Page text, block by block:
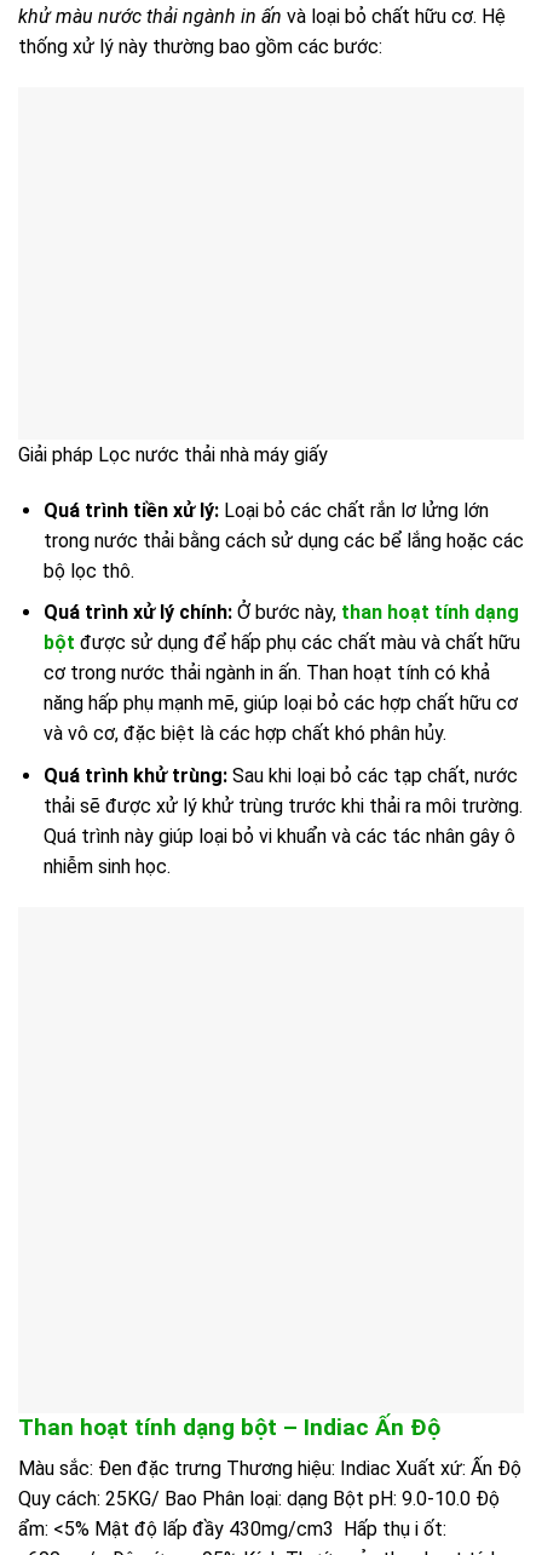
khử màu nước thải ngành in ấn và loại bỏ chất hữu cơ. Hệ
thống xử lý này thường bao gồm các bước:
Giải pháp Lọc nước thải nhà máy giấy
Quá trình tiền xử lý:Loại bỏ các chất rắn lơ lửng lớn
trong nước thải bằng cách sử dụng các bể lắng hoặc các
bộ lọc thô.
Quá trình xử lý chính:Ở bước này, than hoạt tính dạng
bột được sử dụng để hấp phụ các chất màu và chất hữu
cơ trong nước thải ngành in ấn. Than hoạt tính có khả
năng hấp phụ mạnh mẽ, giúp loại bỏ các hợp chất hữu cơ
và vô cơ, đặc biệt là các hợp chất khó phân hủy.
Quá trình khử trùng:Sau khi loại bỏ các tạp chất, nước
thải sẽ được xử lý khử trùng trước khi thải ra môi trường.
Quá trình này giúp loại bỏ vi khuẩn và các tác nhân gây ô
nhiễm sinh học.
Than hoạt tính dạng bột – Indiac Ấn Độ
Màu sắc: Đen đặc trưng Thương hiệu: Indiac Xuất xứ: Ấn Độ
Quy cách: 25KG/ Bao Phân loại: dạng Bột pH: 9.0-10.0 Độ
ẩm: <5% Mật độ lấp đầy 430mg/cm3 Hấp thụ i ốt: